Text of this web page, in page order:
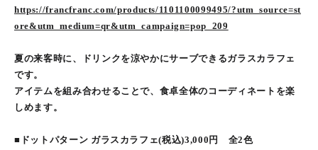
https://francfranc.com/products/1101100099495/?utm_source=st
ore&utm_medium=qr&utm_campaign=pop_209
夏の来客時に、ドリンクを涼やかにサーブできるガラスカラフェ
です。
アイテムを組み合わせることで、食卓全体のコーディネートを楽
しめます。
■ドットパターン ガラスカラフェ(税込)3,000円 全2色